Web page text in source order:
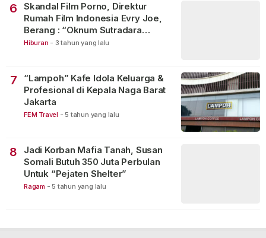
6
Skandal Film Porno, Direktur
Rumah Film Indonesia Evry Joe,
Berang : “Oknum Sutradara
Merusak Perfilman Indonesia”!
Hiburan - 3 tahun yang lalu
7
“Lampoh” Kafe Idola Keluarga &
Profesional di Kepala Naga Barat
Jakarta
FEM Travel - 5 tahun yang lalu
8
Jadi Korban Mafia Tanah, Susan
Somali Butuh 350 Juta Perbulan
Untuk “Pejaten Shelter”
Ragam - 5 tahun yang lalu